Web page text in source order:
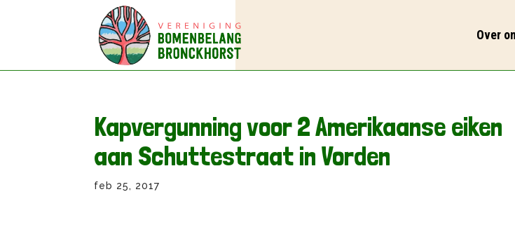
Over
Kapvergunning voor 2 Amerikaanse eiken
aan Schuttestraat in Vorden
feb 25, 2017